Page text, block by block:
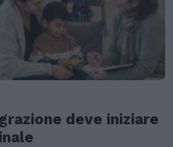
deve iniziare